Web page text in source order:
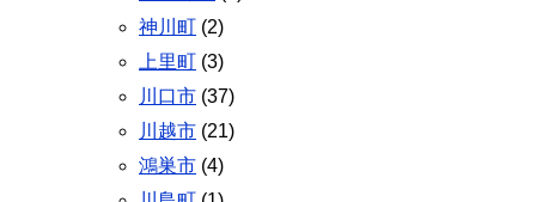
神川町 (2)
上里町 (3)
川口市 (37)
川越市 (21)
鴻巣市 (4)